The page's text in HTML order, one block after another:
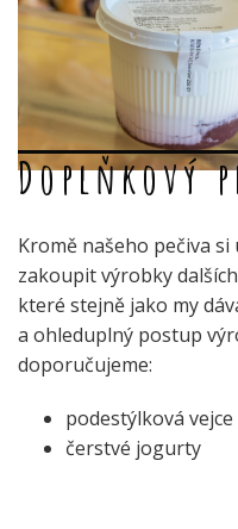
Doplňkový
Kromě našeho pečiva
zakoupit výrobky
které stejně jako my
a ohleduplný postup
doporučujeme:
podestýlková vejce
čerstvé jogurty